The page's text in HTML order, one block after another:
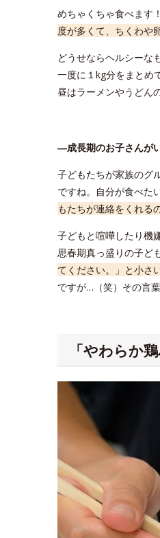
めちゃくちゃ食べます
度が多くて、ちくわや
どうせならヘルシーな
一度に１kg分をまとめ
昼はラーメンやうどん
―成長期のお子さんが
子どもたちが家族のグ
ですね。自分が食べた
もたちが連絡をくれる
子どもと喧嘩したり機
思春期真っ盛りの子ど
てください。」と小さ
ですが…（笑）その言
「やわらか